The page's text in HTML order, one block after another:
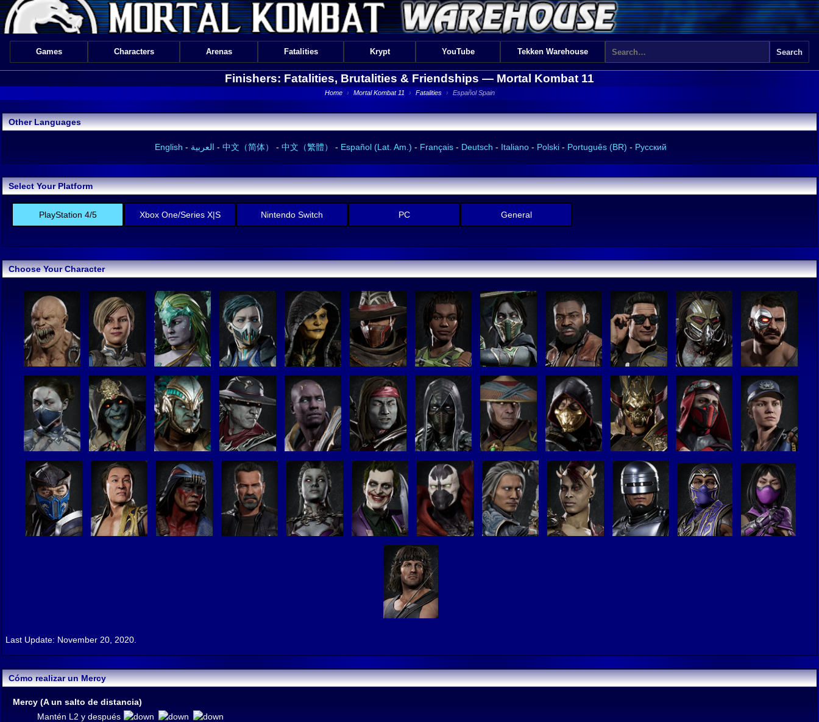
Games Characters Arenas Fatalities Krypt YouTube Tekken Warehouse
Finishers: Fatalities, Brutalities & Friendships — Mortal Kombat 11
Home › Mortal Kombat 11 › Fatalities › Español Spain
Other Languages
English - العربية - 中文（简体） - 中文（繁體） - Español (Lat. Am.) - Français - Deutsch - Italiano - Polski - Português (BR) - Русский
Select Your Platform
PlayStation 4/5 Xbox One/Series X|S Nintendo Switch PC General
Choose Your Character
Last Update: November 20, 2020.
Cómo realizar un Mercy
Mercy (A un salto de distancia)
Mantén L2 y después